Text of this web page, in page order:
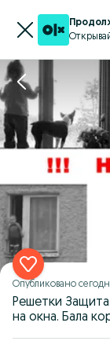
Опубликовано
Решетки
на окна. Бала